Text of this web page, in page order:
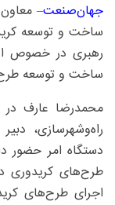
جهان‌صنعت–
ساخت و توسعه
رهبری در خصوص
ساخت و توسعه
محمدرضا عارف در
راه‌وشهرسازی،
دستگاه امر حضور
طرح‌های کریدوری
اجرای طرح‌های